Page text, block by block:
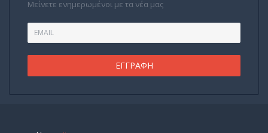
Μείνετε ενημερωμένοι με τα νέα μας